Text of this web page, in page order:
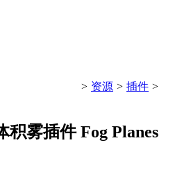
> 资源 > 插件 >
积雾插件 Fog Planes